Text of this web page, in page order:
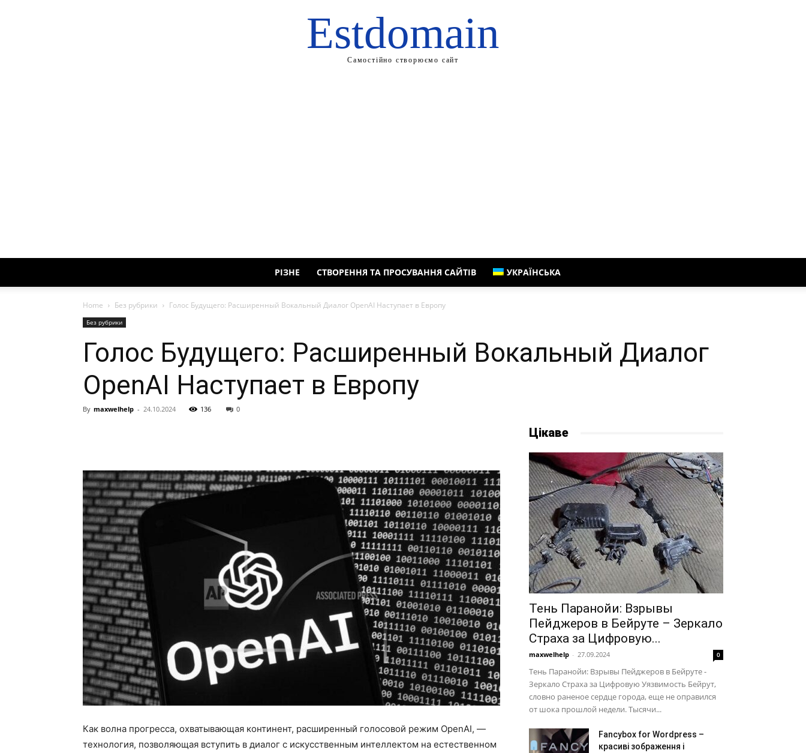
Estdomain
Самостійно створюємо сайт
РІЗНЕ СТВОРЕННЯ ТА ПРОСУВАННЯ САЙТІВ УКРАЇНСЬКА
Home Без рубрики Голос Будущего: Расширенный Вокальный Диалог OpenAI Наступает в Европу
Без рубрики
Голос Будущего: Расширенный Вокальный Диалог
OpenAI Наступает в Европу
By maxwelhelp - 24.10.2024 136 0
Как волна прогресса, охватывающая континент, расширенный голосовой режим OpenAI, —
технология, позволяющая вступить в диалог с искусственным интеллектом на естественном
Цікаве
Тень Паранойи: Взрывы
Пейджеров в Бейруте – Зеркало
Страха за Цифровую...
maxwelhelp - 27.09.2024 0
Тень Паранойи: Взрывы Пейджеров в Бейруте -
Зеркало Страха за Цифровую Уязвимость Бейрут,
словно раненое сердце города, еще не оправился
от шока прошлой недели. Тысячи...
Fancybox for Wordpress –
красиві зображення і